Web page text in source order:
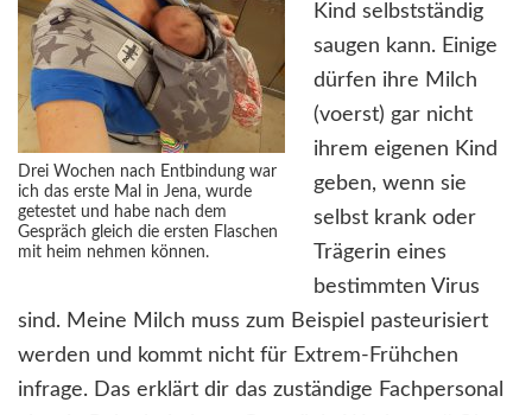
Drei Wochen nach Entbindung war
ich das erste Mal in Jena, wurde
getestet und habe nach dem
Gespräch gleich die ersten Flaschen
mit heim nehmen können.
Kind selbstständig
saugen kann. Einige
dürfen ihre Milch
(voerst) gar nicht
ihrem eigenen Kind
geben, wenn sie
selbst krank oder
Trägerin eines
bestimmten Virus
sind. Meine Milch muss zum Beispiel pasteurisiert
werden und kommt nicht für Extrem-Frühchen
infrage. Das erklärt dir das zuständige Fachpersonal